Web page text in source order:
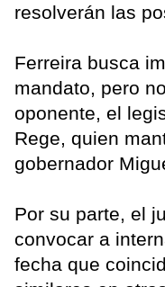
resolverán las
Ferreira busca
mandato, pero
oponente, el
Rege, quien
gobernador
Por su parte, el
convocar a
fecha que